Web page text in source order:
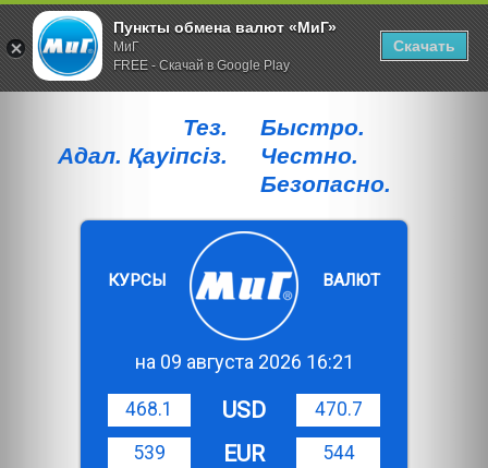
Тез.
Адал. Қауiпсiз.
Быстро.
Честно.
Безопасно.
КУРСЫ ВАЛЮТ
на 09 августа 2026 16:21
468.1 USD
470.7
539
EUR
544
Пункты обмена валют «МиГ»
МиГ
FREE - Скачай в Google Play
Скачать